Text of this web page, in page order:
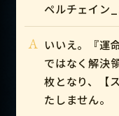
ペルチェイン
A いいえ。『運
ではなく解決
枚となり、【
たしません。